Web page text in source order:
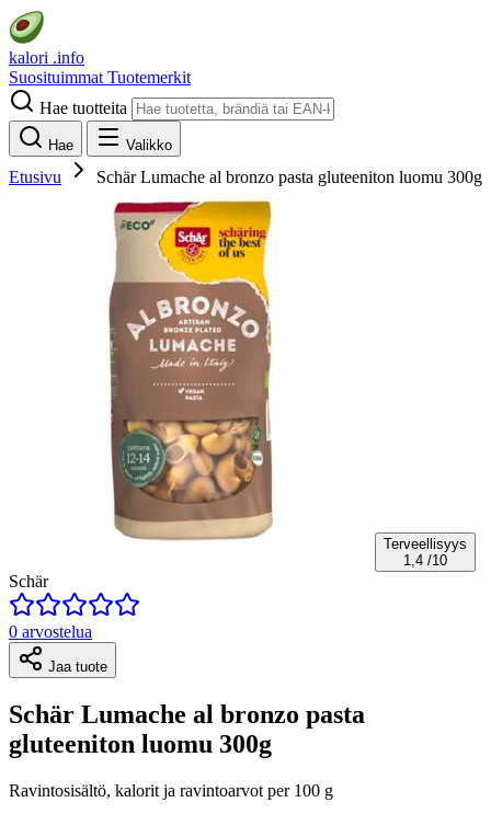
kalori .info
Suosituimmat Tuotemerkit
Hae tuotteita
Hae Valikko
Etusivu Schär Lumache al bronzo pasta gluteeniton luomu 300g
Terveellisyys
1,4 /10
Schär
0 arvostelua
Jaa tuote
Schär Lumache al bronzo pasta
gluteeniton luomu 300g
Ravintosisältö, kalorit ja ravintoarvot per 100 g